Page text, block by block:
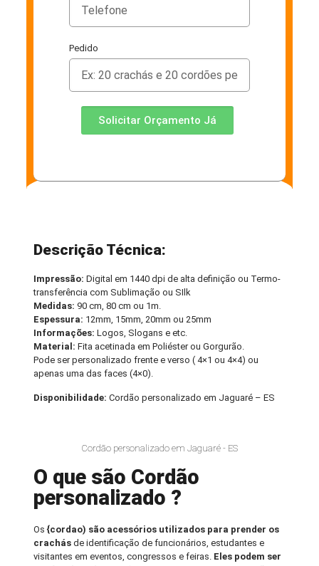
Pedido
Solicitar Orçamento Já
Descrição Técnica:
Impressão: Digital em 1440 dpi de alta definição ou Termo-
transferência com Sublimação ou SIlk
Medidas: 90 cm, 80 cm ou 1m.
Espessura: 12mm, 15mm, 20mm ou 25mm
Informações:Logos, Slogans e etc.
Material: Fita acetinada em Poliéster ou Gorgurão.
Pode ser personalizado frente e verso ( 4×1 ou 4×4) ou
apenas uma das faces (4×0).
Disponibilidade:Cordão personalizado em Jaguaré – ES
Cordão personalizado em Jaguaré - ES
O que são Cordão
personalizado ?
Os {cordao) são acessórios utilizados para prender os
crachás de identificação de funcionários, estudantes e
visitantes em eventos, congressos e feiras. Eles podem ser